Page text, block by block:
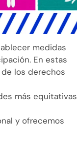
medidas
En estas
los derechos
más equitativas
y ofrecemos